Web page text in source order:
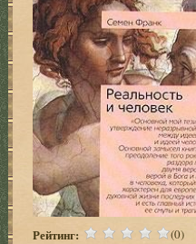
Рейтинг: (0)